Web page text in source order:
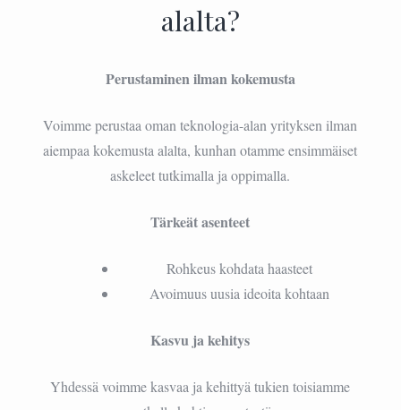
alalta?
Perustaminen ilman kokemusta
Voimme perustaa oman teknologia-alan yrityksen ilman
aiempaa kokemusta alalta, kunhan otamme ensimmäiset
askeleet tutkimalla ja oppimalla.
Tärkeät asenteet
Rohkeus kohdata haasteet
Avoimuus uusia ideoita kohtaan
Kasvu ja kehitys
Yhdessä voimme kasvaa ja kehittyä tukien toisiamme